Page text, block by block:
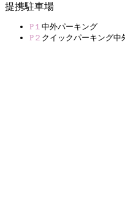
提携駐車場
P１ 中外パーキング
P２ クイックパーキング中